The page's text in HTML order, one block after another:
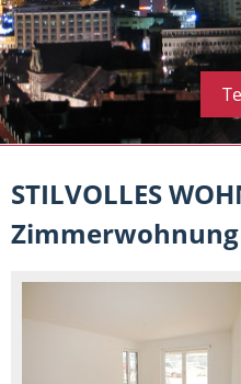
STILVOLLES
Zimmerwohnung